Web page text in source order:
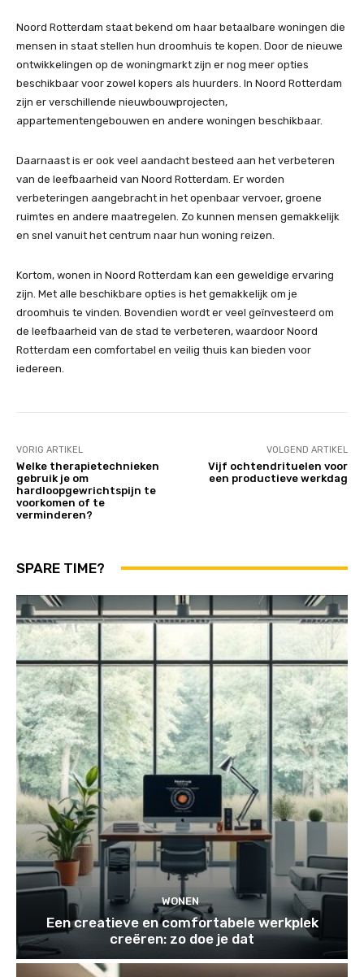
Noord Rotterdam staat bekend om haar betaalbare woningen die
mensen in staat stellen hun droomhuis te kopen. Door de nieuwe
ontwikkelingen op de woningmarkt zijn er nog meer opties
beschikbaar voor zowel kopers als huurders. In Noord Rotterdam
zijn er verschillende nieuwbouwprojecten,
appartementengebouwen en andere woningen beschikbaar.
Daarnaast is er ook veel aandacht besteed aan het verbeteren
van de leefbaarheid van Noord Rotterdam. Er worden
verbeteringen aangebracht in het openbaar vervoer, groene
ruimtes en andere maatregelen. Zo kunnen mensen gemakkelijk
en snel vanuit het centrum naar hun woning reizen.
Kortom, wonen in Noord Rotterdam kan een geweldige ervaring
zijn. Met alle beschikbare opties is het gemakkelijk om je
droomhuis te vinden. Bovendien wordt er veel geïnvesteerd om
de leefbaarheid van de stad te verbeteren, waardoor Noord
Rotterdam een comfortabel en veilig thuis kan bieden voor
iedereen.
VORIG ARTIKEL
Welke therapietechnieken
gebruik je om
hardloopgewrichtspijn te
voorkomen of te
verminderen?
VOLGEND ARTIKEL
Vijf ochtendrituelen voor
een productieve werkdag
SPARE TIME?
WONEN
Een creatieve en comfortabele werkplek
creëren: zo doe je dat